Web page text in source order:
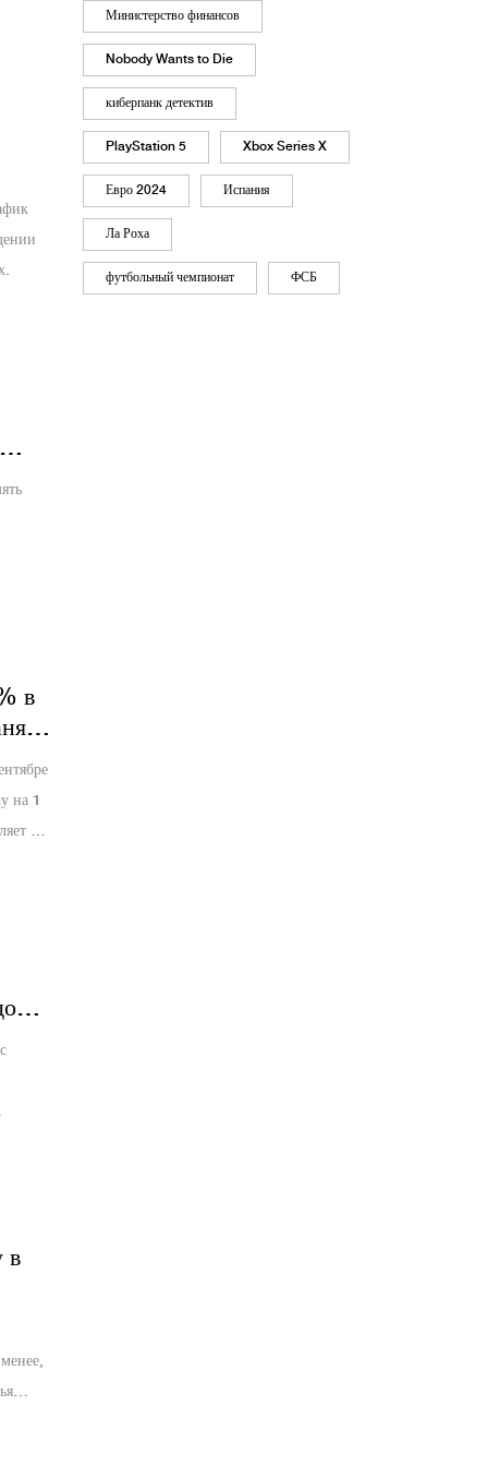
в
на 1
о
в
Министерство финансов
Nobody Wants to Die
киберпанк детектив
PlayStation 5 Xbox Series X
Евро 2024 Испания
Ла Роха
футбольный чемпионат ФСБ